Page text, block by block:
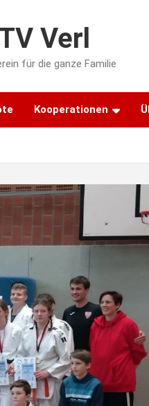
Verl
für die ganze Familie
Kooperationen